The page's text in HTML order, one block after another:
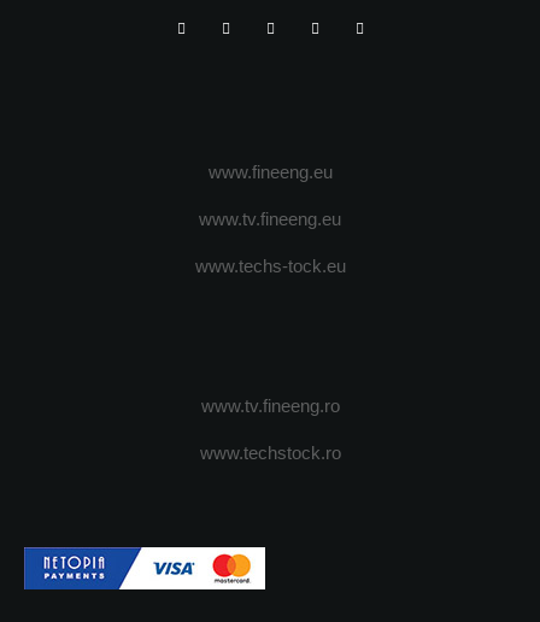
www.fineeng.eu
www.tv.fineeng.eu
www.techs-tock.eu
www.tv.fineeng.ro
www.techstock.ro